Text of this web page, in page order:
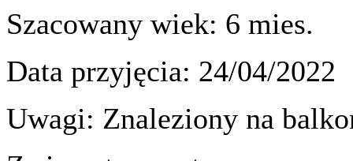
Szacowany wiek: 6 mies.
Data przyjęcia: 24/04/2022
Uwagi: Znaleziony na